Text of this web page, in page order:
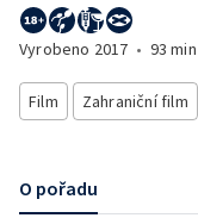
Vyrobeno 2017 • 93 min
Film Zahraniční film
O pořadu